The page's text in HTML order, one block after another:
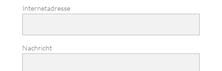
Internetadresse
Nachricht